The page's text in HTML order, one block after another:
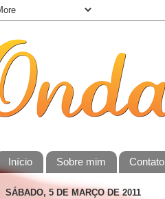
Início Sobre mim Contato
SÁBADO, 5 DE MARÇO DE 2011